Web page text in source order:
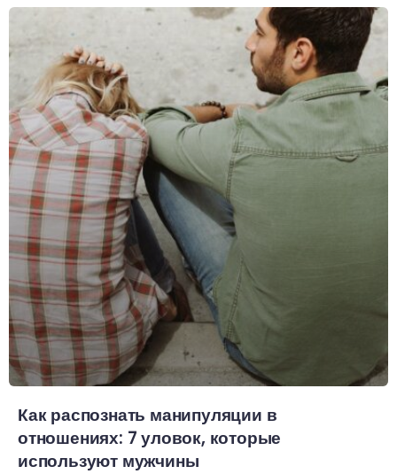
Как распознать манипуляции в
отношениях: 7 уловок, которые
используют мужчины